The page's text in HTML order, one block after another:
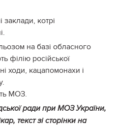
котрі
на базі обласного
філію російської
ходи, кацапомонахи і
МОЗ.
ради при МОЗ України,
текст зі сторінки на